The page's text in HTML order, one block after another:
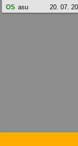
OS asu 20. 07.